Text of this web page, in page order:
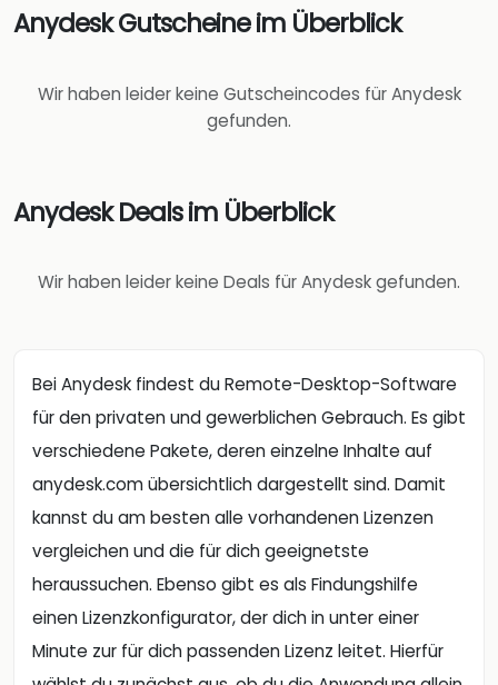
Anydesk Gutscheine im Überblick
Wir haben leider keine Gutscheincodes für Anydesk
gefunden.
Anydesk Deals im Überblick
Wir haben leider keine Deals für Anydesk gefunden.
Bei Anydesk findest du Remote-Desktop-Software
für den privaten und gewerblichen Gebrauch. Es gibt
verschiedene Pakete, deren einzelne Inhalte auf
anydesk.com übersichtlich dargestellt sind. Damit
kannst du am besten alle vorhandenen Lizenzen
vergleichen und die für dich geeignetste
heraussuchen. Ebenso gibt es als Findungshilfe
einen Lizenzkonfigurator, der dich in unter einer
Minute zur für dich passenden Lizenz leitet. Hierfür